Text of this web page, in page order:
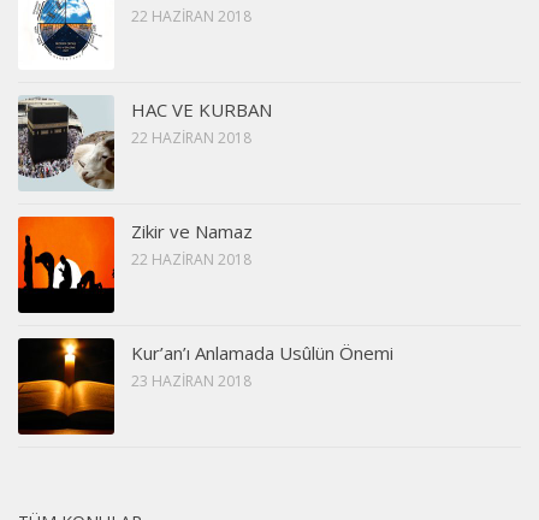
22 HAZIRAN 2018
HAC VE KURBAN
22 HAZIRAN 2018
Zikir ve Namaz
22 HAZIRAN 2018
Kur’an’ı Anlamada Usûlün Önemi
23 HAZIRAN 2018